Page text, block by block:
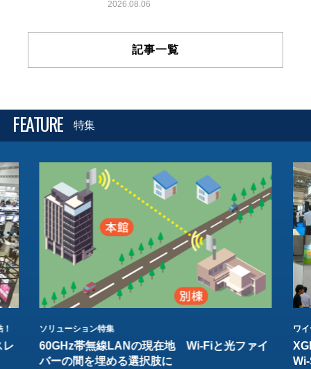
2026.08.06
記事一覧
FEATURE 特集
レ
ソリューション特集
60GHz帯無線LANの現在地 Wi-Fiと光ファイ
バーの間を埋める選択肢に
ワ